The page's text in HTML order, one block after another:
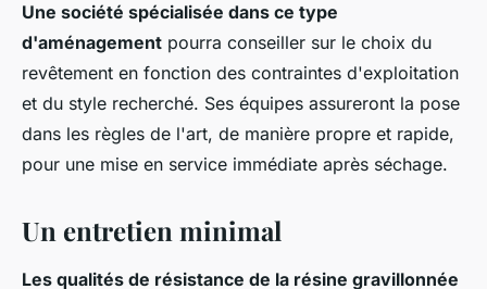
Une société spécialisée dans ce type
d'aménagement pourra conseiller sur le choix du
revêtement en fonction des contraintes d'exploitation
et du style recherché. Ses équipes assureront la pose
dans les règles de l'art, de manière propre et rapide,
pour une mise en service immédiate après séchage.
Un entretien minimal
Les qualités de résistance de la résine gravillonnée